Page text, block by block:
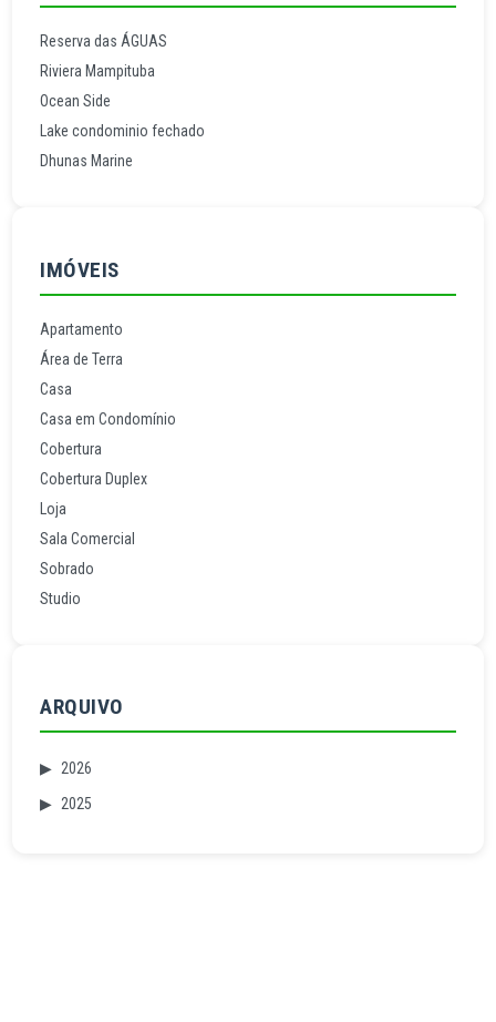
Reserva das ÁGUAS
Riviera Mampituba
Ocean Side
Lake condominio fechado
Dhunas Marine
IMÓVEIS
Apartamento
Área de Terra
Casa
Casa em Condomínio
Cobertura
Cobertura Duplex
Loja
Sala Comercial
Sobrado
Studio
ARQUIVO
▶ 2026
▶ 2025